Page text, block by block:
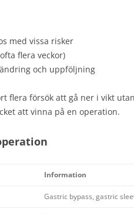
med vissa risker
flera veckor)
och uppföljning
flera försök att gå ner i vikt
att vinna på en operation.
Information
Gastric bypass, gastric